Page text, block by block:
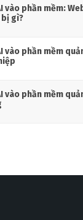
vào phần mềm:
bị gì?
vào phần mềm
vào phần mềm